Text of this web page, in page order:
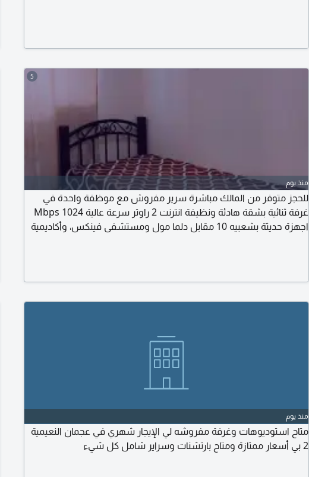
5
منذ يوم
للحجز متوفر من المالك مباشرة سرير مفروش مع موظفة واحدة في
غرفة ثنائية بشقة هادئة ونظيفة انترنت 2 راوتر سرعة عالية 1024 Mbps
اجهزة حديثة بشعبيه 10 مقابل دلما مول ومستشفى فينكس، وأكاديمية
منذ يوم
متاح استوديوهات وغرفة مفروشه لي الإيجار شهري في عجمان النعيمية
2 بي أسعار ممتازة ومتاح بارتشنات وسراير شامل كل شيء